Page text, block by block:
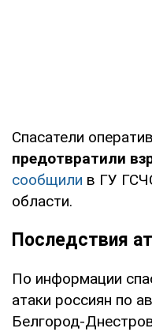
Спасатели
предотвратили
сообщили в ГУ
области.
Последствия
По информации
атаки россиян по
Белгород-